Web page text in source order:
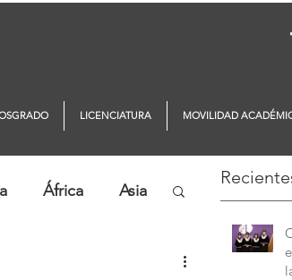
África Asia
LICENCIATURA MOVILIDAD